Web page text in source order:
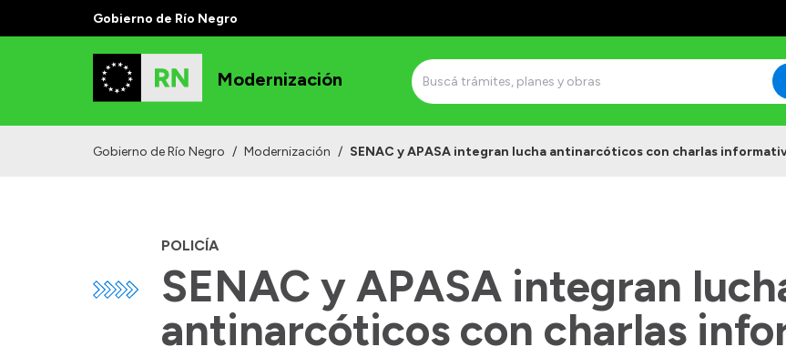
Gobierno de Río Negro
Modernización
Gobierno de Río Negro / Modernización / SENAC y APASA integran lucha antinarcóticos con charlas
POLICÍA
SENAC y APASA integran
antinarcóticos con charlas